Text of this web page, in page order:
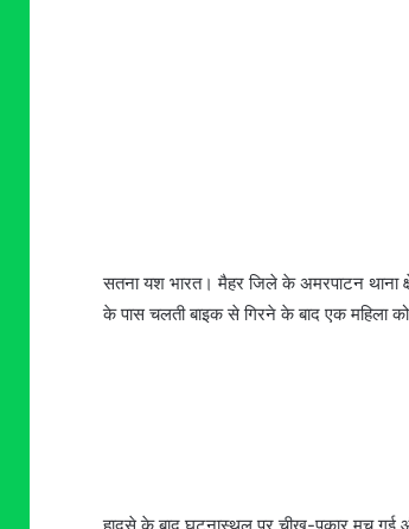
सतना यश भारत। मैहर जिले के अमरपाटन थाना
के पास चलती बाइक से गिरने के बाद एक महिला